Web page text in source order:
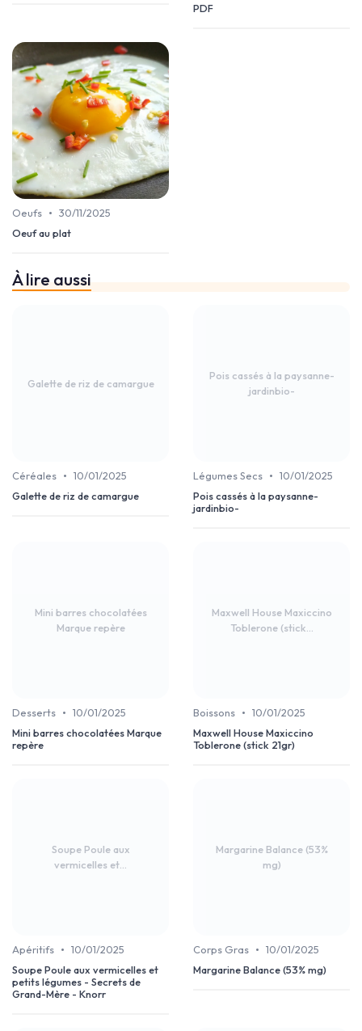
PDF
Oeufs • 30/11/2025
Oeuf au plat
À lire aussi
Galette de riz de camargue
Céréales • 10/01/2025
Galette de riz de camargue
Pois cassés à la paysanne-
jardinbio-
Légumes Secs • 10/01/2025
Pois cassés à la paysanne-
jardinbio-
Mini barres chocolatées
Marque repère
Desserts • 10/01/2025
Mini barres chocolatées Marque
repère
Maxwell House Maxiccino
Toblerone (stick...
Boissons • 10/01/2025
Maxwell House Maxiccino
Toblerone (stick 21gr)
Soupe Poule aux
vermicelles et...
Apéritifs • 10/01/2025
Soupe Poule aux vermicelles et
petits légumes - Secrets de
Grand-Mère - Knorr
Margarine Balance (53%
mg)
Corps Gras • 10/01/2025
Margarine Balance (53% mg)